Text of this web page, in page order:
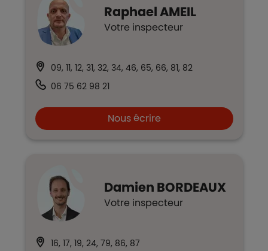
RaphaelAMEIL
Votre inspecteur
09, 11, 12, 31, 32, 34, 46, 65, 66, 81, 82
06 75 62 98 21
Nous écrire
Damien BORDEAUX
Votre inspecteur
16, 17, 19, 24, 79, 86, 87